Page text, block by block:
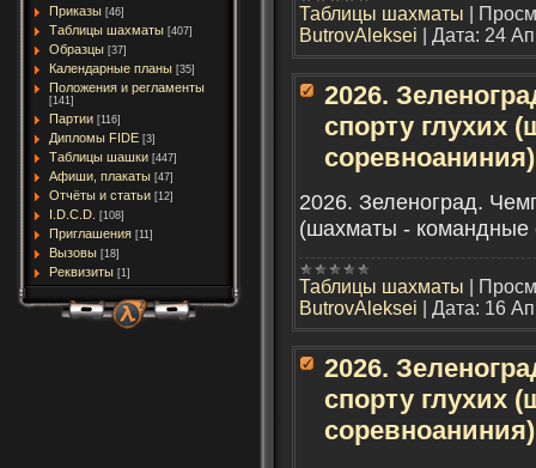
Приказы [46]
Таблицы шахматы [407]
Образцы [37]
Календарные планы [35]
Положения и регламенты
[141]
Партии [116]
Дипломы FIDE [3]
Таблицы шашки [447]
Афиши, плакаты [47]
Отчёты и статьи [12]
I.D.C.D. [108]
Приглашения [11]
Вызовы [18]
Реквизиты [1]
Таблицы шахматы
ButrovAleksei
Дата: 24
2026.
спорту глухих
соревноаниния)
2026. Зеленоград.
(шахматы - командные
Таблицы шахматы
ButrovAleksei
Дата: 16
2026.
спорту глухих